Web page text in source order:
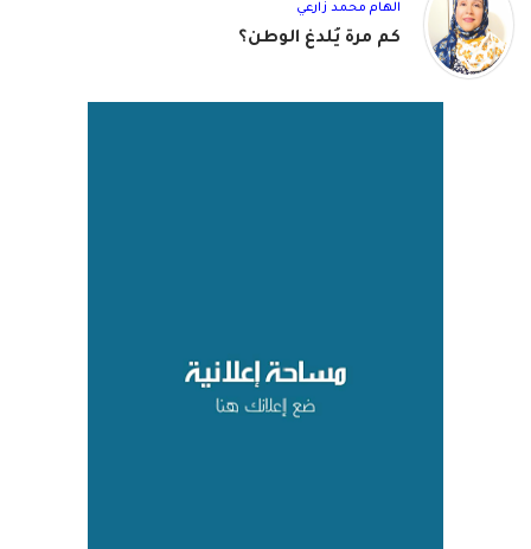
الهام محمد زارعي
كم مرة يُلدغ الوطن؟